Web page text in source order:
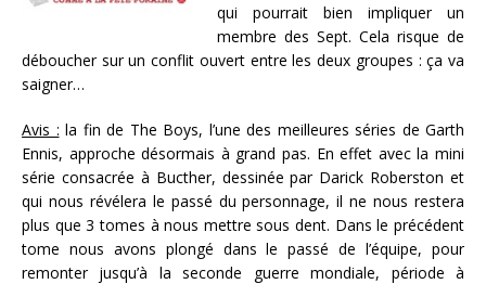
qui pourrait bien impliquer un
membre des Sept. Cela risque de
déboucher sur un conflit ouvert entre les deux groupes : ça va
saigner…
Avis : la fin de The Boys, l’une des meilleures séries de Garth
Ennis, approche désormais à grand pas. En effet avec la mini
série consacrée à Bucther, dessinée par Darick Roberston et
qui nous révélera le passé du personnage, il ne nous restera
plus que 3 tomes à nous mettre sous dent. Dans le précédent
tome nous avons plongé dans le passé de l’équipe, pour
remonter jusqu’à la seconde guerre mondiale, période à